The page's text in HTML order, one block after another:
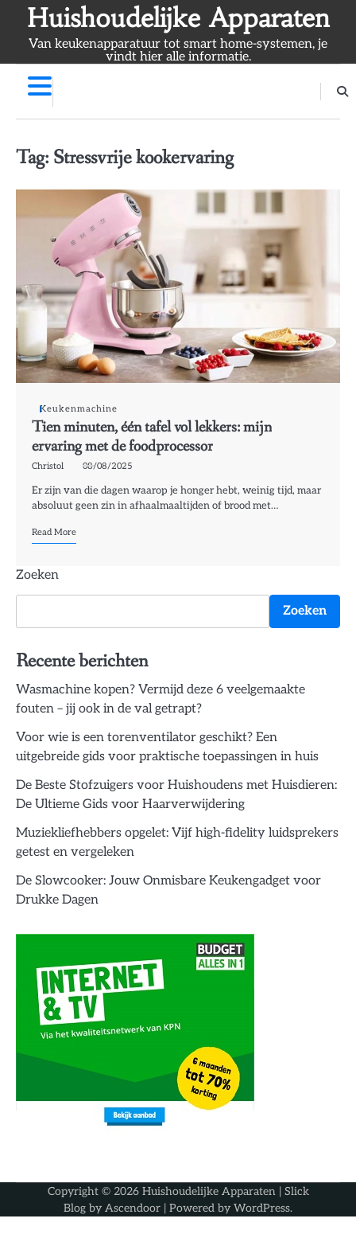
content
Huishoudelijke Apparaten
Van keukenapparatuur tot smart home-systemen, je
vindt hier alle informatie.
Tag: Stressvrije kookervaring
Keukenmachine
Tien minuten, één tafel vol lekkers: mijn
ervaring met de foodprocessor
Christol 08/08/2025
Er zijn van die dagen waarop je honger hebt, weinig tijd, maar
absoluut geen zin in afhaalmaaltijden of brood met…
Read More
Zoeken
Zoeken
Recente berichten
Wasmachine kopen? Vermijd deze 6 veelgemaakte
fouten – jij ook in de val getrapt?
Voor wie is een torenventilator geschikt? Een
uitgebreide gids voor praktische toepassingen in huis
De Beste Stofzuigers voor Huishoudens met Huisdieren:
De Ultieme Gids voor Haarverwijdering
Muziekliefhebbers opgelet: Vijf high-fidelity luidsprekers
getest en vergeleken
De Slowcooker: Jouw Onmisbare Keukengadget voor
Drukke Dagen
Copyright © 2026 Huishoudelijke Apparaten| Slick
Blog by Ascendoor | Powered by WordPress.